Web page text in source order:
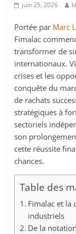
juin 25, 2026
Portée par Marc
Fimalac
transformer de
internationaux.
crises et les
conquête du
de rachats
stratégiques à
sectoriels
son
cette réussite
chances.
Table des
Fimalac et la
industriels
De la